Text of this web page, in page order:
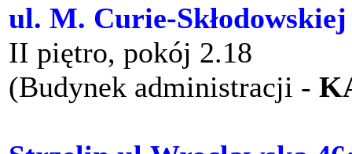
ul. M. Curie-Skłodowskiej
II piętro, pokój 2.18
(Budynek administracji -